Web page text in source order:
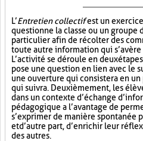
L’Entretien collectifest un
questionne la classe ou un groupe
particulier afin de récolter des
toute autre information qui
L’activité se déroule en deux
pose une question en lien avec le
une ouverture qui consistera en
qui suivra. Deuxièmement, les
dans un contexte d’échange
pédagogique a l’avantage de
s’exprimer de manière spontanée
et d’autre part, d’enrichir leur
des autres.